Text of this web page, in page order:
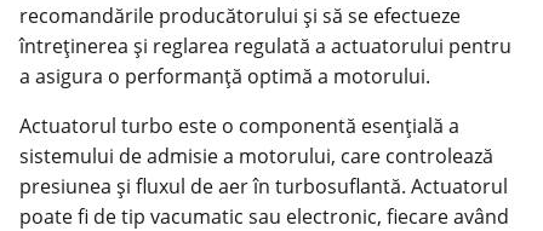
recomandările producătorului și să se efectueze
întreținerea și reglarea regulată a actuatorului pentru
a asigura o performanță optimă a motorului.
Actuatorul turbo este o componentă esențială a
sistemului de admisie a motorului, care controlează
presiunea și fluxul de aer în turbosuflantă. Actuatorul
poate fi de tip vacumatic sau electronic, fiecare având